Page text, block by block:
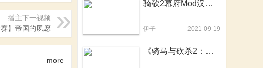
播主下一视频
】帝国的夙愿
more
骑砍2幕府Mod汉化版发布！速速来战！一统日本幕府乱世！
伊子 2021-09-19
《骑马与砍杀2：霸主》e1.8.0更新日志重点解读